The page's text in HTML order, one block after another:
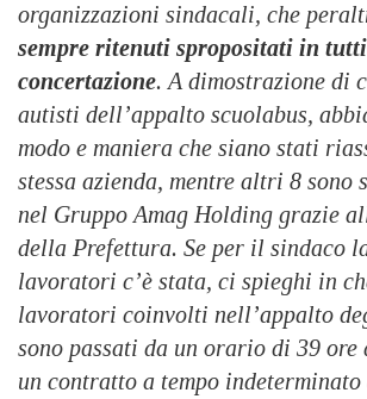
organizzazioni sindacali, che
sempre ritenuti spropositati in
concertazione. A dimostrazione di
autisti dell’appalto scuolabus,
modo e maniera che siano stati
stessa azienda, mentre altri 8
nel Gruppo Amag Holding grazie
della Prefettura. Se per il sindaco
lavoratori c’è stata, ci spieghi in
lavoratori coinvolti nell’appalto
sono passati da un orario di 39 ore
un contratto a tempo indeterminato